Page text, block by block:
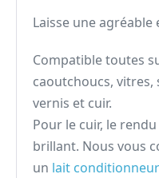
Laisse une agréable
Compatible toutes
caoutchoucs, vitres,
vernis et cuir.
Pour le cuir, le
brillant. Nous vous
un lait